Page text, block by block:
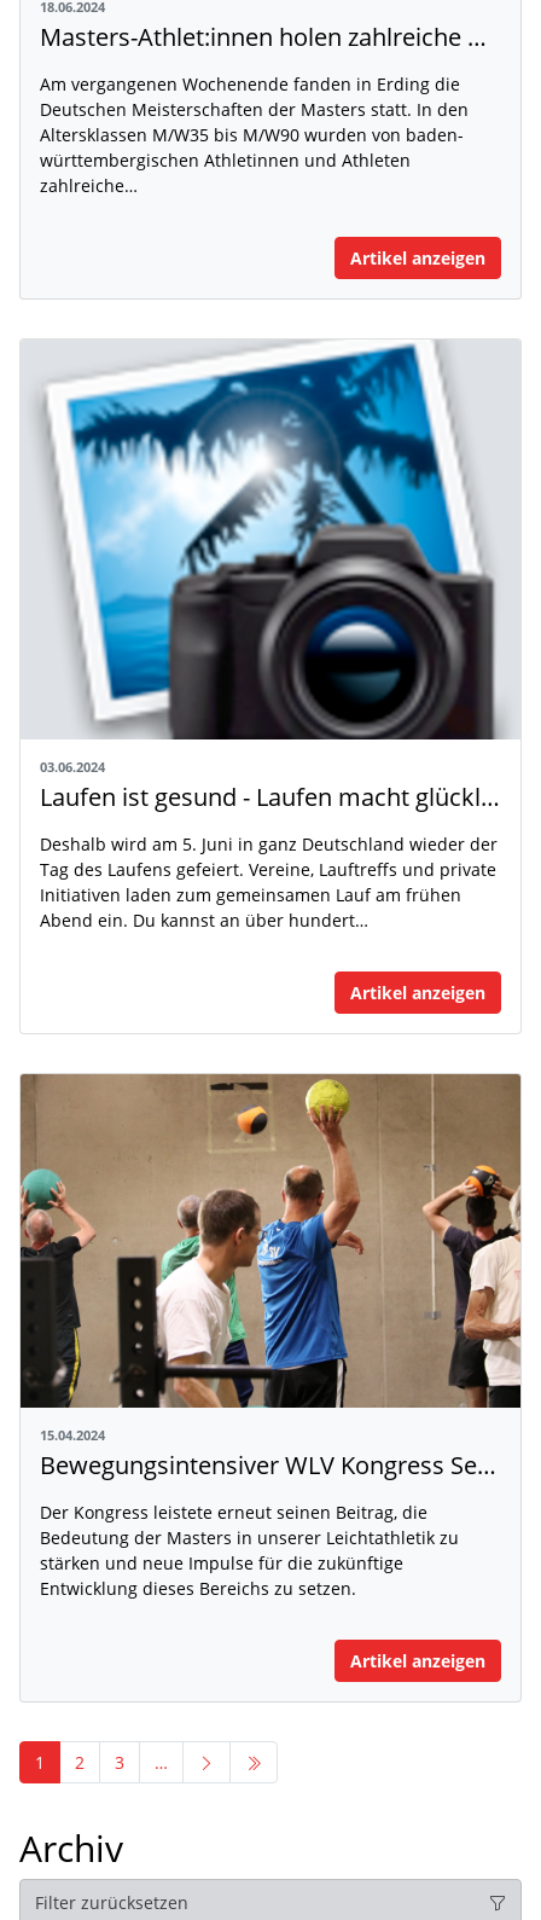
18.06.2024
Masters-Athlet:innen holen zahlreiche DM-Medaillen nach Baden-Württemberg
Am vergangenen Wochenende fanden in Erding die
Deutschen Meisterschaften der Masters statt. In den
Altersklassen M/W35 bis M/W90 wurden von baden-
württembergischen Athletinnen und Athleten
zahlreiche…
Artikel anzeigen
03.06.2024
Laufen ist gesund - Laufen macht glücklich!
Deshalb wird am 5. Juni in ganz Deutschland wieder der
Tag des Laufens gefeiert. Vereine, Lauftreffs und private
Initiativen laden zum gemeinsamen Lauf am frühen
Abend ein. Du kannst an über hundert…
Artikel anzeigen
15.04.2024
Bewegungsintensiver WLV Kongress Senioren & Wettkampf 2024
Der Kongress leistete erneut seinen Beitrag, die
Bedeutung der Masters in unserer Leichtathletik zu
stärken und neue Impulse für die zukünftige
Entwicklung dieses Bereichs zu setzen.
Artikel anzeigen
1 2 3 …
Archiv
Filter zurücksetzen